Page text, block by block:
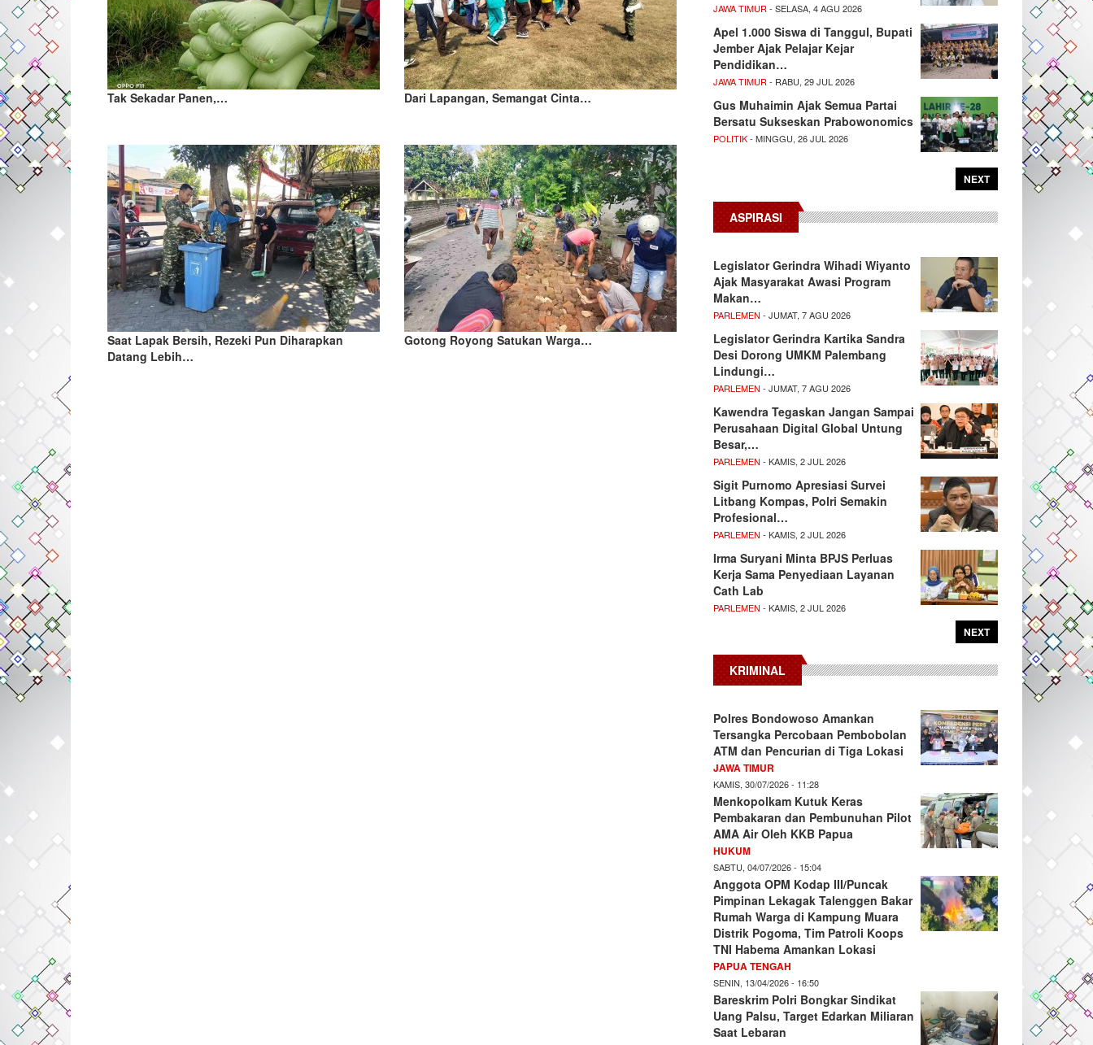
Tak Sekadar Panen,… Dari Lapangan, Semangat Cinta…
Saat Lapak Bersih, Rezeki Pun Diharapkan
Datang Lebih…
Gotong Royong Satukan Warga…
JAWA TIMUR - SELASA, 4 AGU 2026
Apel 1.000 Siswa di Tanggul, Bupati
Jember Ajak Pelajar Kejar
Pendidikan…
JAWA TIMUR - RABU, 29 JUL 2026
Gus Muhaimin Ajak Semua Partai
Bersatu Sukseskan Prabowonomics
POLITIK- MINGGU, 26 JUL 2026
NEXT
ASPIRASI
Legislator Gerindra Wihadi Wiyanto
Ajak Masyarakat Awasi Program
Makan…
PARLEMEN - JUMAT, 7 AGU 2026
Legislator Gerindra Kartika Sandra
Desi Dorong UMKM Palembang
Lindungi…
PARLEMEN - JUMAT, 7 AGU 2026
Kawendra Tegaskan Jangan Sampai
Perusahaan Digital Global Untung
Besar,…
PARLEMEN - KAMIS, 2 JUL 2026
Sigit Purnomo Apresiasi Survei
Litbang Kompas, Polri Semakin
Profesional…
PARLEMEN - KAMIS, 2 JUL 2026
Irma Suryani Minta BPJS Perluas
Kerja Sama Penyediaan Layanan
Cath Lab
PARLEMEN - KAMIS, 2 JUL 2026
NEXT
KRIMINAL
Polres Bondowoso Amankan
Tersangka Percobaan Pembobolan
ATM dan Pencurian di Tiga Lokasi
JAWA TIMUR
KAMIS, 30/07/2026 - 11:28
Menkopolkam Kutuk Keras
Pembakaran dan Pembunuhan Pilot
AMA Air Oleh KKB Papua
HUKUM
SABTU, 04/07/2026 - 15:04
Anggota OPM Kodap III/Puncak
Pimpinan Lekagak Talenggen Bakar
Rumah Warga di Kampung Muara
Distrik Pogoma, Tim Patroli Koops
TNI Habema Amankan Lokasi
PAPUA TENGAH
SENIN, 13/04/2026 - 16:50
Bareskrim Polri Bongkar Sindikat
Uang Palsu, Target Edarkan Miliaran
Saat Lebaran